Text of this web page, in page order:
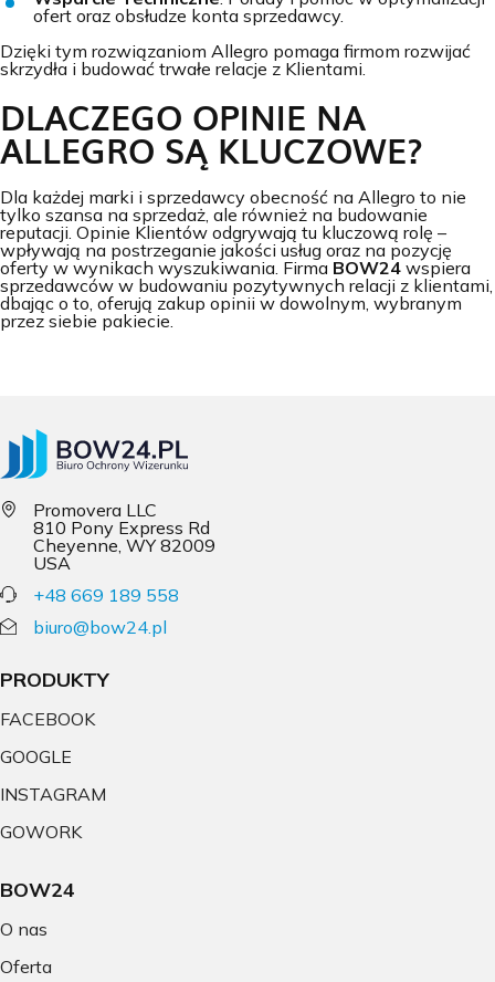
ofert oraz obsłudze konta sprzedawcy.
Dzięki tym rozwiązaniom Allegro pomaga firmom rozwijać
skrzydła i budować trwałe relacje z Klientami.
DLACZEGO OPINIE NA
ALLEGRO SĄ KLUCZOWE?
Dla każdej marki i sprzedawcy obecność na Allegro to nie
tylko szansa na sprzedaż, ale również na budowanie
reputacji. Opinie Klientów odgrywają tu kluczową rolę –
wpływają na postrzeganie jakości usług oraz na pozycję
oferty w wynikach wyszukiwania. Firma BOW24 wspiera
sprzedawców w budowaniu pozytywnych relacji z klientami,
dbając o to, oferują zakup opinii w dowolnym, wybranym
przez siebie pakiecie.
Promovera LLC
810 Pony Express Rd
Cheyenne, WY 82009
USA
+48 669 189 558
biuro@bow24.pl
PRODUKTY
FACEBOOK
GOOGLE
INSTAGRAM
GOWORK
BOW24
O nas
Oferta